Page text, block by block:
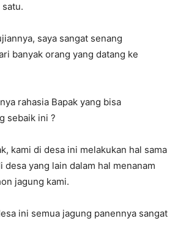
saya sangat senang
banyak orang yang datang ke
rahasia Bapak yang bisa
sebaik ini ?
kami di desa ini melakukan hal sama
yang lain dalam hal menanam
jagung kami.
ini semua jagung panennya sangat